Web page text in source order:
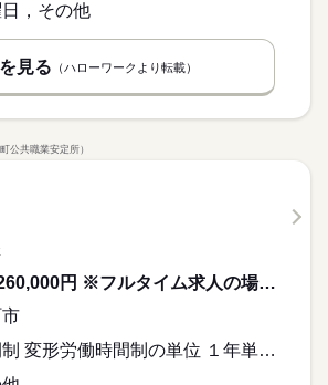
，その他
見る （ハローワークより転載）
公共職業安定所）
187,000円〜260,000円 ※フルタイム求人の場合は月額（換算額）、パート求人の場合は時間額を表示しています。
変形労働時間制 変形労働時間制の単位 １年単位 就業時間１ 8時00分〜18時00分 就業時間に関する特記事項 休憩は昼６０分、午前・午後に３０分ずつ